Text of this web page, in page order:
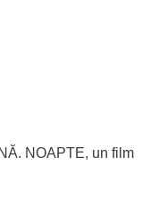
NOAPTE, un film